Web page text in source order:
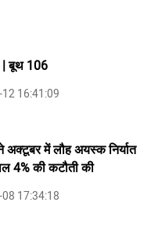
बूथ 106
16:41:09
अक्टूबर में लौह अयस्क निर्यात
4% की कटौती की
17:34:18